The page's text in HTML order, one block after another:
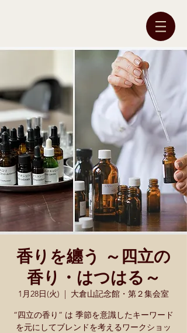
香りを纏う ～四立の
香り・はつはる～
1月28日(火)
  |
大倉山記念館・第２集会室
“四立の香り” は 季節を意識したキーワード
を元にしてブレンドを考えるワークショッ